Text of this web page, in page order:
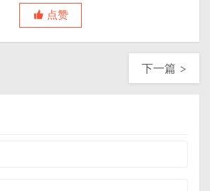
点赞
下一篇 >